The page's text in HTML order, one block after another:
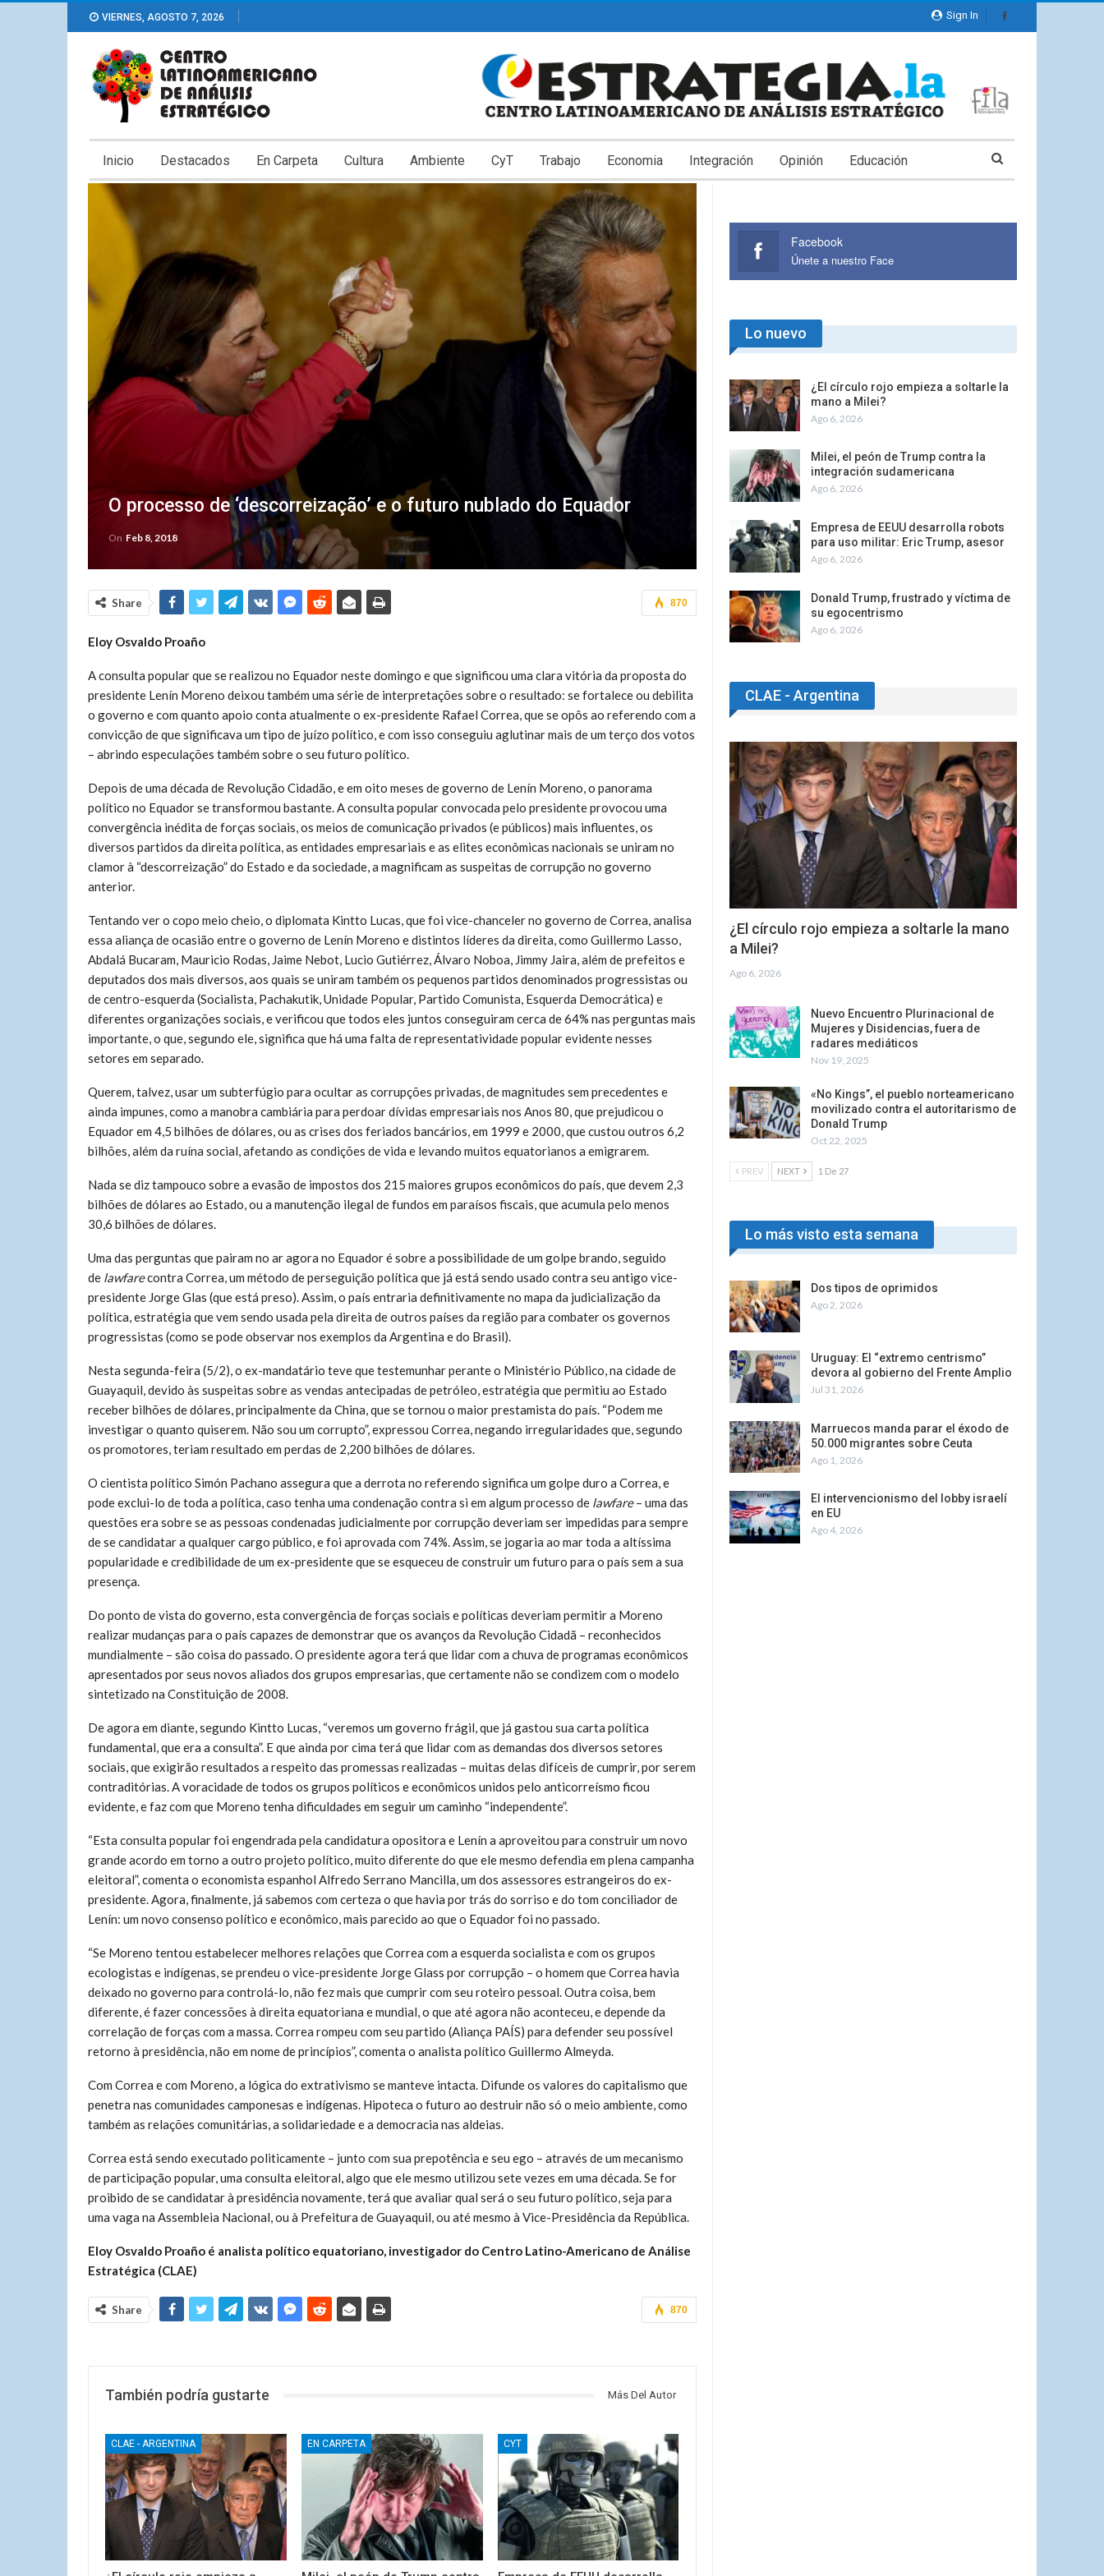
Sign In
VIERNES, AGOSTO 7, 2026
Inicio Destacados En Carpeta Cultura Ambiente CyT Trabajo Economia Integración Opinión Educación
O processo de ‘descorreização’ e o futuro nublado do Equador
On Feb 8, 2018
870
Share
Eloy Osvaldo Proaño
A consulta popular que se realizou no Equador neste domingo e que significou uma clara vitória da proposta do
presidente Lenín Moreno deixou também uma série de interpretações sobre o resultado: se fortalece ou debilita
o governo e com quanto apoio conta atualmente o ex-presidente Rafael Correa, que se opôs ao referendo com a
convicção de que significava um tipo de juízo político, e com isso conseguiu aglutinar mais de um terço dos votos
– abrindo especulações também sobre o seu futuro político.
Depois de uma década de Revolução Cidadão, e em oito meses de governo de Lenín Moreno, o panorama
político no Equador se transformou bastante. A consulta popular convocada pelo presidente provocou uma
convergência inédita de forças sociais, os meios de comunicação privados (e públicos) mais influentes, os
diversos partidos da direita política, as entidades empresariais e as elites econômicas nacionais se uniram no
clamor à “descorreização” do Estado e da sociedade, a magnificam as suspeitas de corrupção no governo
anterior.
Tentando ver o copo meio cheio, o diplomata Kintto Lucas, que foi vice-chanceler no governo de Correa, analisa
essa aliança de ocasião entre o governo de Lenín Moreno e distintos líderes da direita, como Guillermo Lasso,
Abdalá Bucaram, Mauricio Rodas, Jaime Nebot, Lucio Gutiérrez, Álvaro Noboa, Jimmy Jaira, além de prefeitos e
deputados dos mais diversos, aos quais se uniram também os pequenos partidos denominados progressistas ou
de centro-esquerda (Socialista, Pachakutik, Unidade Popular, Partido Comunista, Esquerda Democrática) e
diferentes organizações sociais, e verificou que todos eles juntos conseguiram cerca de 64% nas perguntas mais
importante, o que, segundo ele, significa que há uma falta de representatividade popular evidente nesses
setores em separado.
Querem, talvez, usar um subterfúgio para ocultar as corrupções privadas, de magnitudes sem precedentes e
ainda impunes, como a manobra cambiária para perdoar dívidas empresariais nos Anos 80, que prejudicou o
Equador em 4,5 bilhões de dólares, ou as crises dos feriados bancários, em 1999 e 2000, que custou outros 6,2
bilhões, além da ruína social, afetando as condições de vida e levando muitos equatorianos a emigrarem.
Nada se diz tampouco sobre a evasão de impostos dos 215 maiores grupos econômicos do país, que devem 2,3
bilhões de dólares ao Estado, ou a manutenção ilegal de fundos em paraísos fiscais, que acumula pelo menos
30,6 bilhões de dólares.
Uma das perguntas que pairam no ar agora no Equador é sobre a possibilidade de um golpe brando, seguido
de lawfarecontra Correa, um método de perseguição política que já está sendo usado contra seu antigo vice-
presidente Jorge Glas (que está preso). Assim, o país entraria definitivamente no mapa da judicialização da
política, estratégia que vem sendo usada pela direita de outros países da região para combater os governos
progressistas (como se pode observar nos exemplos da Argentina e do Brasil).
Nesta segunda-feira (5/2), o ex-mandatário teve que testemunhar perante o Ministério Público, na cidade de
Guayaquil, devido às suspeitas sobre as vendas antecipadas de petróleo, estratégia que permitiu ao Estado
receber bilhões de dólares, principalmente da China, que se tornou o maior prestamista do país. “Podem me
investigar o quanto quiserem. Não sou um corrupto”, expressou Correa, negando irregularidades que, segundo
os promotores, teriam resultado em perdas de 2,200 bilhões de dólares.
O cientista político Simón Pachano assegura que a derrota no referendo significa um golpe duro a Correa, e
pode exclui-lo de toda a política, caso tenha uma condenação contra si em algum processo de lawfare– uma das
questões era sobre se as pessoas condenadas judicialmente por corrupção deveriam ser impedidas para sempre
de se candidatar a qualquer cargo público, e foi aprovada com 74%. Assim, se jogaria ao mar toda a altíssima
popularidade e credibilidade de um ex-presidente que se esqueceu de construir um futuro para o país sem a sua
presença.
Do ponto de vista do governo, esta convergência de forças sociais e políticas deveriam permitir a Moreno
realizar mudanças para o país capazes de demonstrar que os avanços da Revolução Cidadã – reconhecidos
mundialmente – são coisa do passado. O presidente agora terá que lidar com a chuva de programas econômicos
apresentados por seus novos aliados dos grupos empresarias, que certamente não se condizem com o modelo
sintetizado na Constituição de 2008.
De agora em diante, segundo Kintto Lucas, “veremos um governo frágil, que já gastou sua carta política
fundamental, que era a consulta”. E que ainda por cima terá que lidar com as demandas dos diversos setores
sociais, que exigirão resultados a respeito das promessas realizadas – muitas delas difíceis de cumprir, por serem
contraditórias. A voracidade de todos os grupos políticos e econômicos unidos pelo anticorreísmo ficou
evidente, e faz com que Moreno tenha dificuldades em seguir um caminho “independente”.
“Esta consulta popular foi engendrada pela candidatura opositora e Lenín a aproveitou para construir um novo
grande acordo em torno a outro projeto político, muito diferente do que ele mesmo defendia em plena campanha
eleitoral”, comenta o economista espanhol Alfredo Serrano Mancilla, um dos assessores estrangeiros do ex-
presidente. Agora, finalmente, já sabemos com certeza o que havia por trás do sorriso e do tom conciliador de
Lenín: um novo consenso político e econômico, mais parecido ao que o Equador foi no passado.
“Se Moreno tentou estabelecer melhores relações que Correa com a esquerda socialista e com os grupos
ecologistas e indígenas, se prendeu o vice-presidente Jorge Glass por corrupção – o homem que Correa havia
deixado no governo para controlá-lo, não fez mais que cumprir com seu roteiro pessoal. Outra coisa, bem
diferente, é fazer concessões à direita equatoriana e mundial, o que até agora não aconteceu, e depende da
correlação de forças com a massa. Correa rompeu com seu partido (Aliança PAÍS) para defender seu possível
retorno à presidência, não em nome de princípios”, comenta o analista político Guillermo Almeyda.
Com Correa e com Moreno, a lógica do extrativismo se manteve intacta. Difunde os valores do capitalismo que
penetra nas comunidades camponesas e indígenas. Hipoteca o futuro ao destruir não só o meio ambiente, como
também as relações comunitárias, a solidariedade e a democracia nas aldeias.
Correa está sendo executado politicamente – junto com sua prepotência e seu ego – através de um mecanismo
de participação popular, uma consulta eleitoral, algo que ele mesmo utilizou sete vezes em uma década. Se for
proibido de se candidatar à presidência novamente, terá que avaliar qual será o seu futuro político, seja para
uma vaga na Assembleia Nacional, ou à Prefeitura de Guayaquil, ou até mesmo à Vice-Presidência da República.
Eloy Osvaldo Proaño é analista político equatoriano, investigador do Centro Latino-Americano de Análise
Estratégica (CLAE)
870
Share
También podría gustarte Más Del Autor
CLAE - ARGENTINA EN CARPETA CYT
Facebook
Únete a nuestro Face
Lo nuevo
¿El círculo rojo empieza a soltarle la
mano a Milei?
Ago 6, 2026
Milei, el peón de Trump contra la
integración sudamericana
Ago 6, 2026
Empresa de EEUU desarrolla robots
para uso militar: Eric Trump, asesor
Ago 6, 2026
Donald Trump, frustrado y víctima de
su egocentrismo
Ago 6, 2026
CLAE - Argentina
¿El círculo rojo empieza a soltarle la mano
a Milei?
Ago 6, 2026
Nuevo Encuentro Plurinacional de
Mujeres y Disidencias, fuera de
radares mediáticos
Nov 19, 2025
«No Kings”, el pueblo norteamericano
movilizado contra el autoritarismo de
Donald Trump
Oct 22, 2025
PREV NEXT 1 De 27
Lo más visto esta semana
Dos tipos de oprimidos
Ago 2, 2026
Uruguay: El “extremo centrismo”
devora al gobierno del Frente Amplio
Jul 31, 2026
Marruecos manda parar el éxodo de
50.000 migrantes sobre Ceuta
Ago 1, 2026
El intervencionismo del lobby israelí
en EU
Ago 4, 2026